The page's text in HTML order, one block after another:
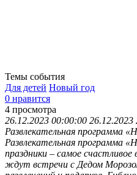
Темы события
Для детей Новый год
0 нравится
4 просмотра
26.12.2023 00:00:00 26.12.2023
Развлекательная программа
Развлекательная программа
праздники – самое
ждут встречи с Дедом